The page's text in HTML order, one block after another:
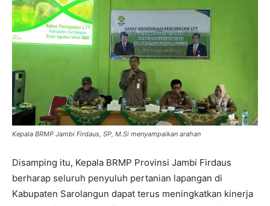
Kepala BRMP Jambi Firdaus, SP, M.Si menyampaikan arahan
Disamping itu, Kepala BRMP Provinsi Jambi Firdaus
berharap seluruh penyuluh pertanian lapangan di
Kabupaten Sarolangun dapat terus meningkatkan kinerja